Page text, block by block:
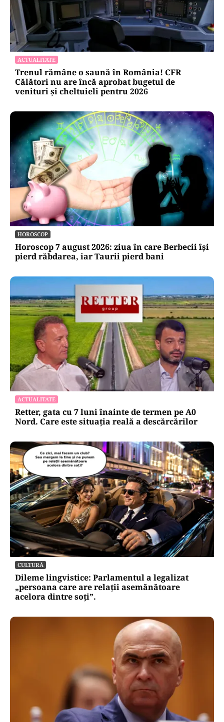
ACTUALITATE
Trenul rămâne o saună în România! CFR
Călători nu are încă aprobat bugetul de
venituri și cheltuieli pentru 2026
HOROSCOP
Horoscop 7 august 2026: ziua în care Berbecii își
pierd răbdarea, iar Taurii pierd bani
ACTUALITATE
Retter, gata cu 7 luni înainte de termen pe A0
Nord. Care este situația reală a descărcărilor
CULTURĂ
Dileme lingvistice: Parlamentul a legalizat
„persoana care are relații asemănătoare
acelora dintre soți”.